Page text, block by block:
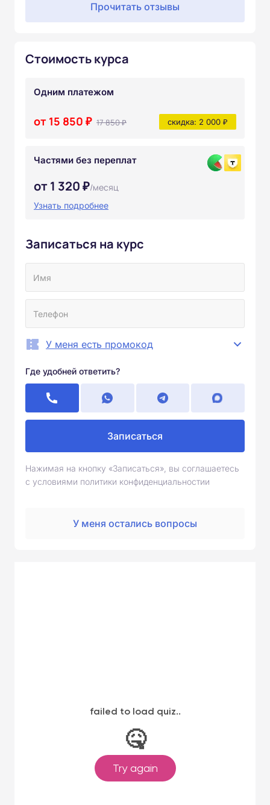
Прочитать отзывы
Стоимость курса
Одним платежом
от 15 850 ₽ 17 850 ₽ скидка: 2 000 ₽
Частями без переплат
от 1 320 ₽/месяц
Узнать подробнее
Записаться на курс
У меня есть промокод
Где удобней ответить?
Записаться
Нажимая на кнопку «Записаться», вы соглашаетесь
с условиями политики конфиденциальностии
У меня остались вопросы